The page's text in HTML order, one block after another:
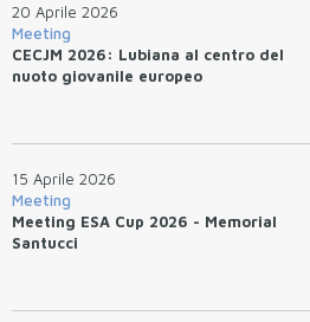
20 Aprile 2026
Meeting
CECJM 2026: Lubiana al centro del
nuoto giovanile europeo
15 Aprile 2026
Meeting
Meeting ESA Cup 2026 - Memorial
Santucci